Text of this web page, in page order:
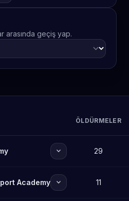
arasında geçiş yap.
ÖLDÜRMELER
expand_more 29
Academy expand_more 11